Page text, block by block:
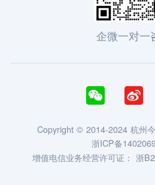
企微一对一
 
Copyright © 2014-2024 杭州
浙ICP备
增值电信业务经营许可证： 浙